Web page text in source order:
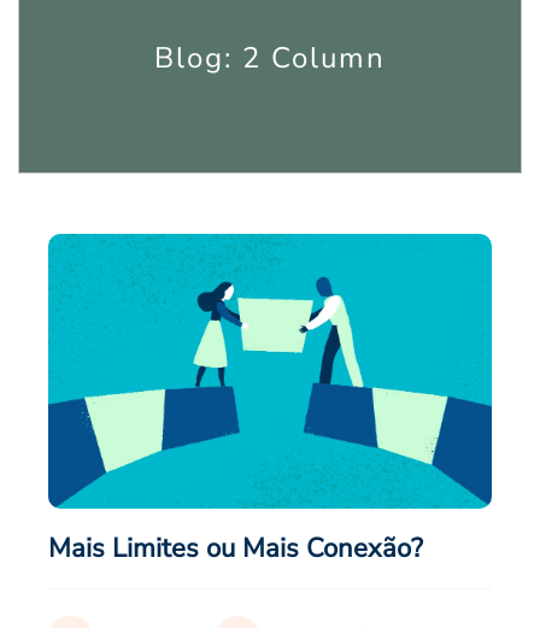
Blog: 2 Column
Mais Limites ou Mais Conexão?